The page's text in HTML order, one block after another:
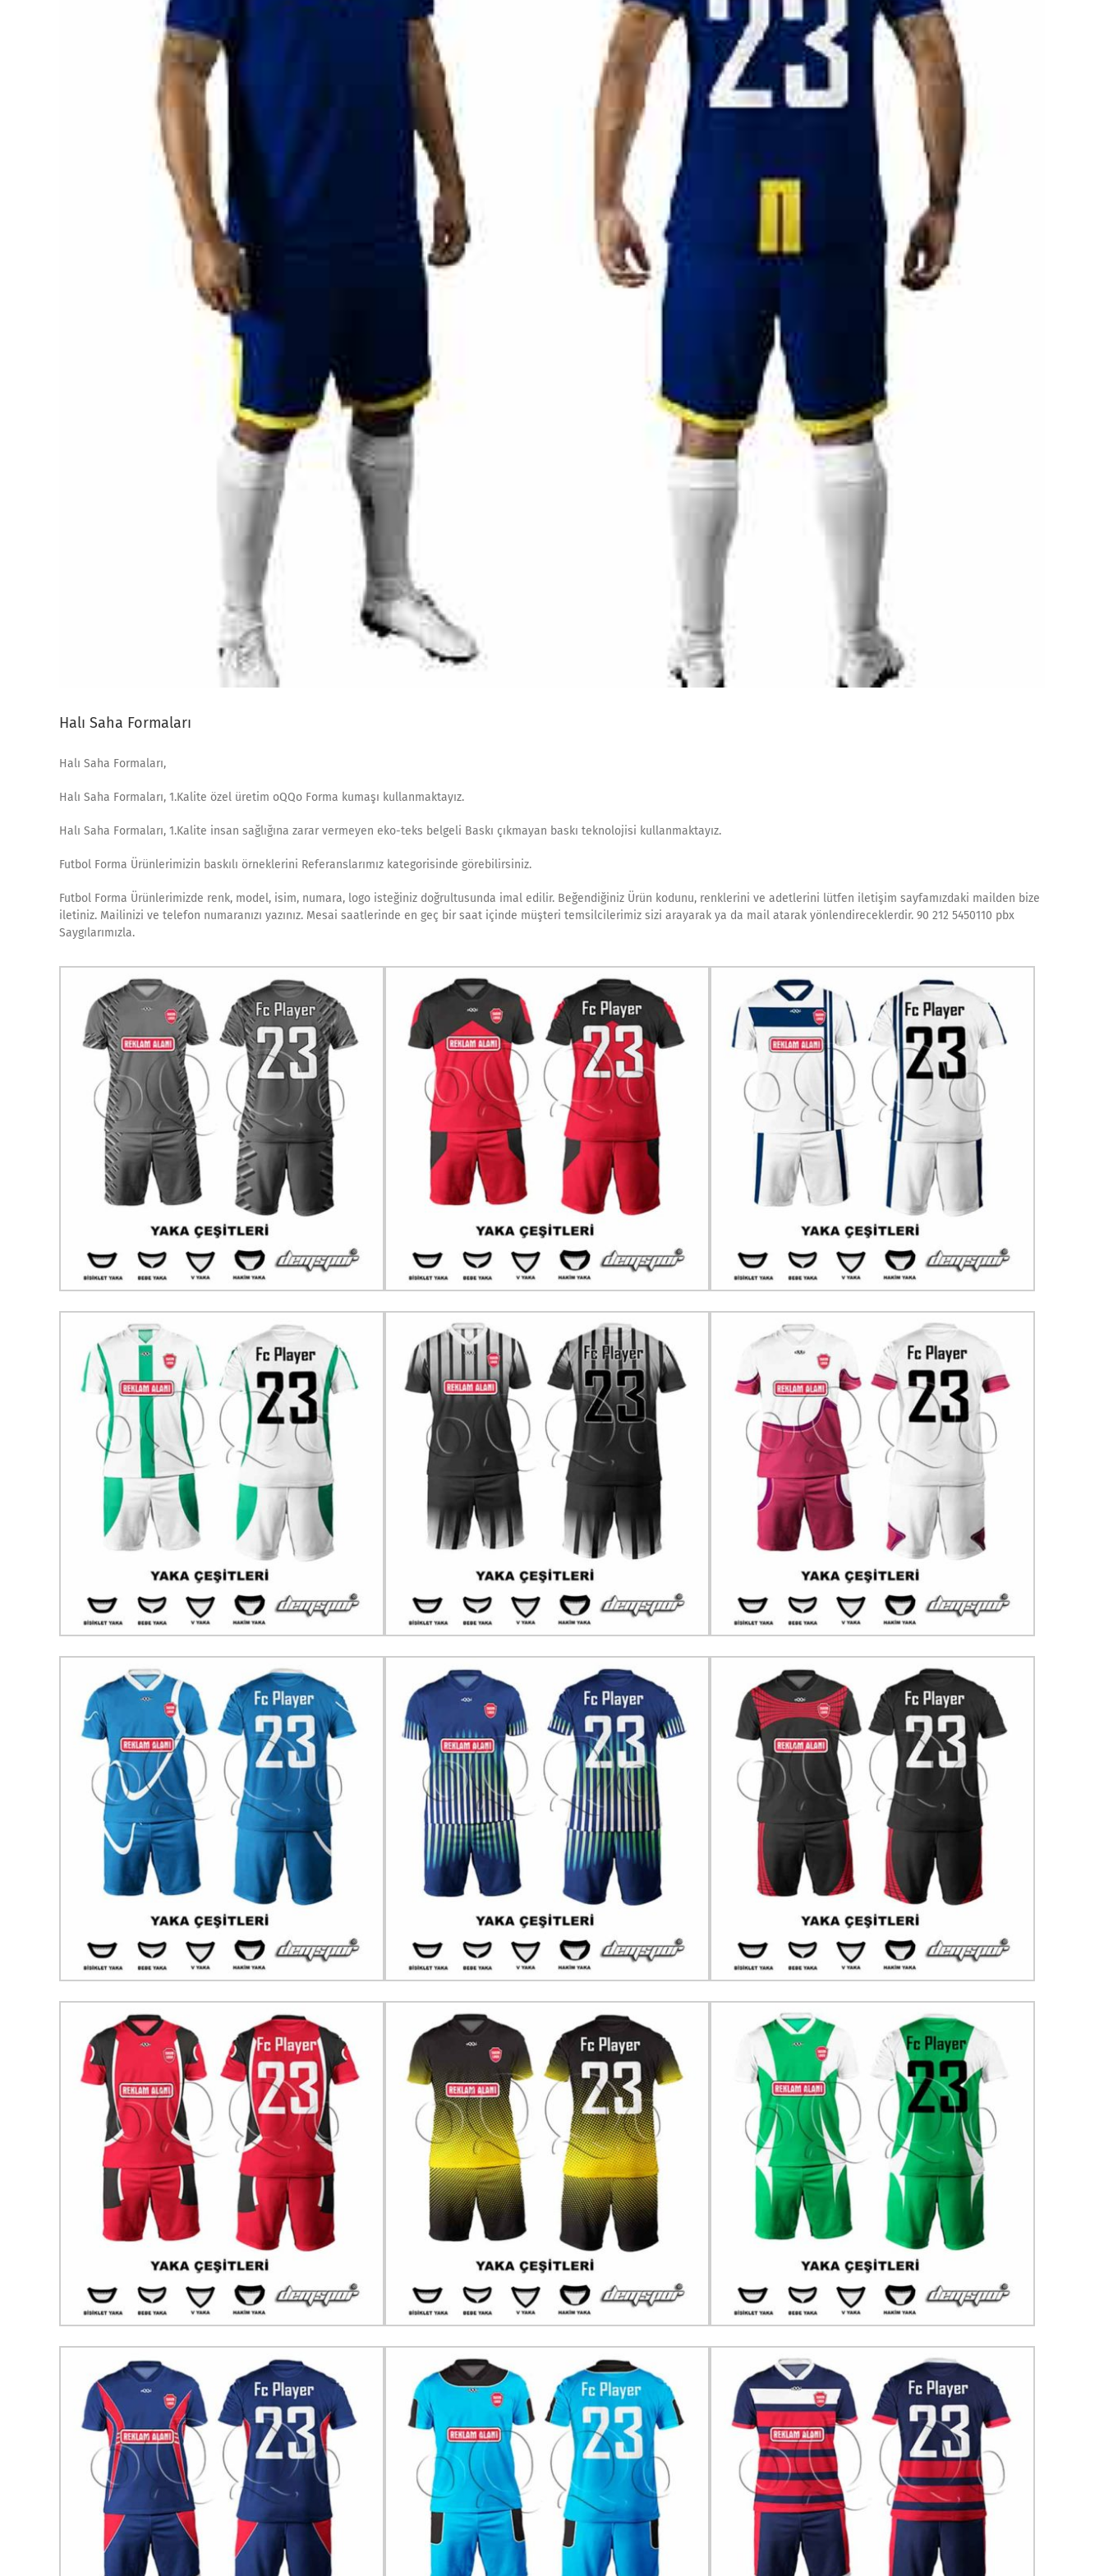
Halı Saha Formaları
Halı Saha Formaları,
Halı Saha Formaları, 1.Kalite özel üretim oQQo Forma kumaşı kullanmaktayız.
Halı Saha Formaları, 1.Kalite insan sağlığına zarar vermeyen eko-teks belgeli Baskı çıkmayan baskı teknolojisi kullanmaktayız.
Futbol Forma Ürünlerimizin baskılı örneklerini Referanslarımız kategorisinde görebilirsiniz.
Futbol Forma Ürünlerimizde renk, model, isim, numara, logo isteğiniz doğrultusunda imal edilir. Beğendiğiniz Ürün kodunu, renklerini ve adetlerini lütfen iletişim sayfamızdaki mailden bize
iletiniz. Mailinizi ve telefon numaranızı yazınız. Mesai saatlerinde en geç bir saat içinde müşteri temsilcilerimiz sizi arayarak ya da mail atarak yönlendireceklerdir. 90 212 5450110 pbx
Saygılarımızla.